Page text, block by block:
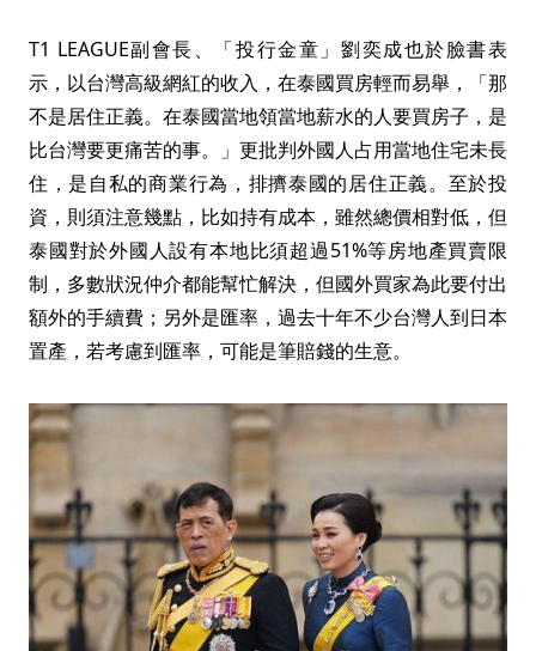
T1 LEAGUE副會長、「投行金童」劉奕成也於臉書表
示，以台灣高級網紅的收入，在泰國買房輕而易舉，「那
不是居住正義。在泰國當地領當地薪水的人要買房子，是
比台灣要更痛苦的事。」更批判外國人占用當地住宅未長
住，是自私的商業行為，排擠泰國的居住正義。至於投
資，則須注意幾點，比如持有成本，雖然總價相對低，但
泰國對於外國人設有本地比須超過51%等房地產買賣限
制，多數狀況仲介都能幫忙解決，但國外買家為此要付出
額外的手續費；另外是匯率，過去十年不少台灣人到日本
置產，若考慮到匯率，可能是筆賠錢的生意。